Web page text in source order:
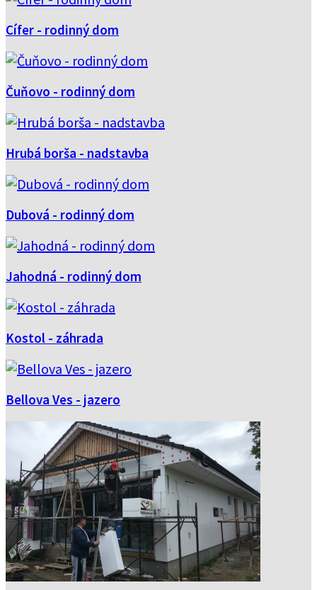
Cífer - rodinný dom
Čuňovo - rodinný dom
Hrubá borša - nadstavba
Dubová - rodinný dom
Jahodná - rodinný dom
Kostol - záhrada
Bellova Ves - jazero